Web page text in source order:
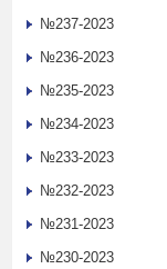
№237-2023
№236-2023
№235-2023
№234-2023
№233-2023
№232-2023
№231-2023
№230-2023